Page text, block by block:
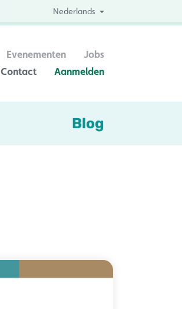
Nederlands
Contact Aanmelden
Evenementen Jobs
Blog